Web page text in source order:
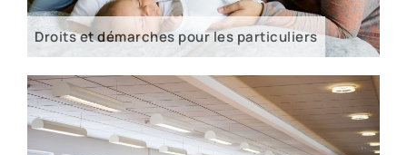
Droits et démarches pour les particuliers